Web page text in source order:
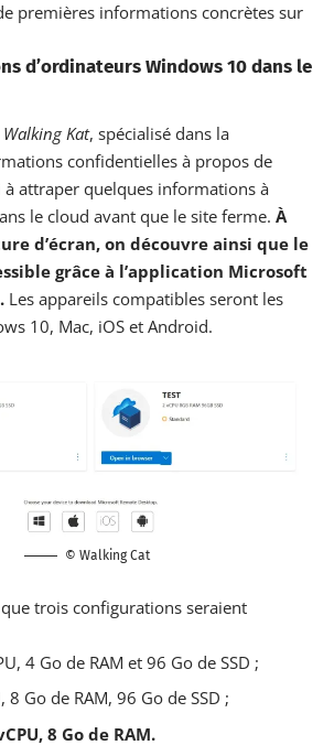
premières informations concrètes sur
d’ordinateurs Windows 10 dans le
Walking Kat, spécialisé dans la
confidentielles à propos de
à attraper quelques informations à
le cloud avant que le site ferme. À
d’écran, on découvre ainsi que le
grâce à l’application Microsoft
Les appareils compatibles seront les
10, Mac, iOS et Android.
© Walking Cat
trois configurations seraient
4 Go de RAM et 96 Go de SSD ;
8 Go de RAM, 96 Go de SSD ;
8 Go de RAM.